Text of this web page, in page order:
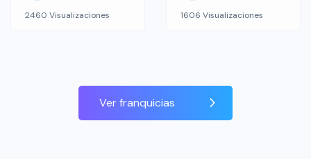
que se ha dedicado
México contamos con
2460 Visualizaciones
el sistema ecológico
mas avanzado,
1606 Visualizaciones
Ver franquicias